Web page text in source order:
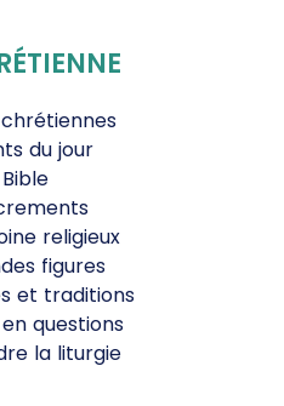
du jour
religieux
figures
et traditions
questions
la liturgie